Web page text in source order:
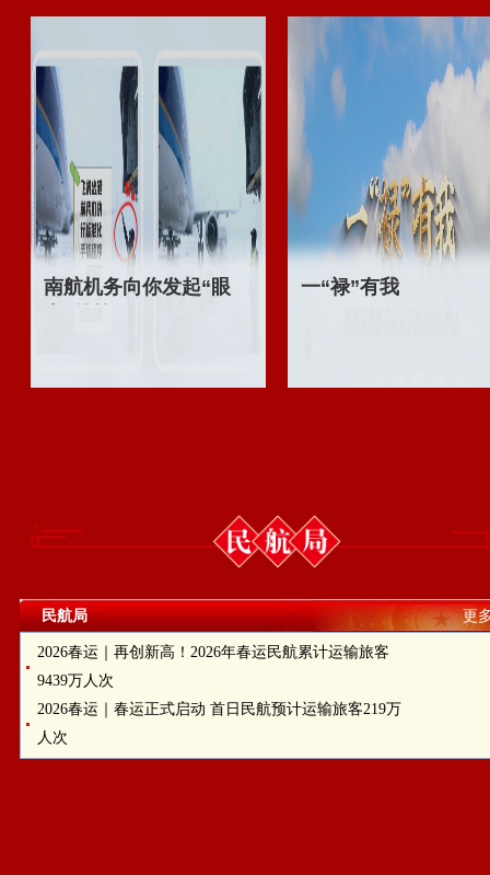
南航机务向你发起“眼
一“禄”有我
民航局 更
2026春运｜再创新高！2026年春运民航累计运输旅客
9439万人次
2026春运｜春运正式启动 首日民航预计运输旅客219万
人次